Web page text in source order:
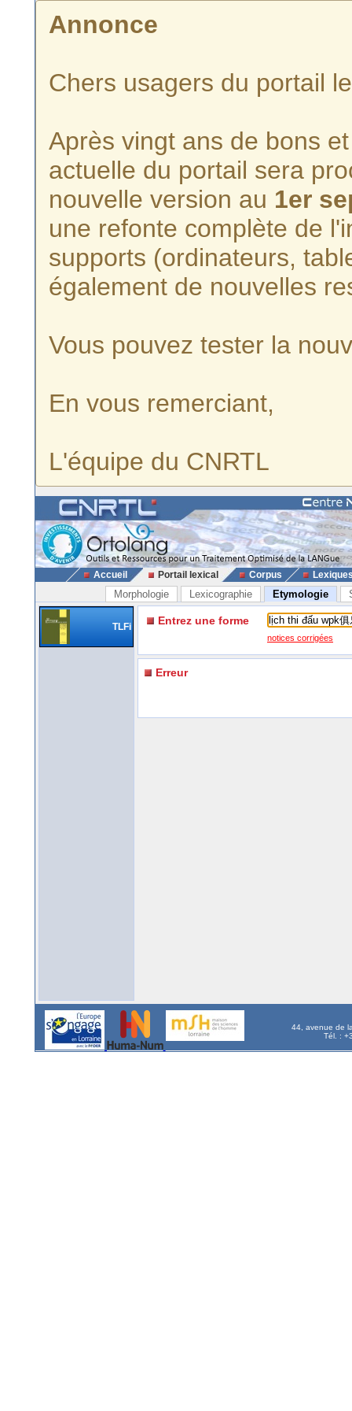
Annonce
Chers usagers du portail
Après vingt ans de bons
actuelle du portail sera
nouvelle version au 1er
une refonte complète de
supports (ordinateurs,
également de nouvelles
Vous pouvez tester la
En vous remerciant,
L'équipe du CNRTL
Accueil Portail lexical Corpus
Morphologie Lexicographie Etymologie
TLFi Entrez une forme
notices corrigées
Erreur
44, avenue de
Tél. :